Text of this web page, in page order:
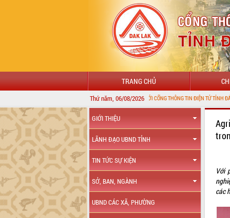
TRANG CHỦ
Thứ năm, 06/08/2026
CHÀO MỪNG ĐẾN VỚI CỔNG THÔNG TIN ĐIỆN TỬ TỈNH ĐẮK LẮK
GIỚI THIỆU
LÃNH ĐẠO UBND TỈNH
TIN TỨC SỰ KIỆN
SỞ, BAN, NGÀNH
UBND CÁC XÃ, PHƯỜNG
Với
các